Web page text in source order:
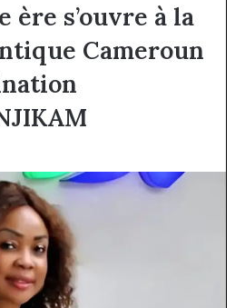
ère s’ouvre à la
Cameroun